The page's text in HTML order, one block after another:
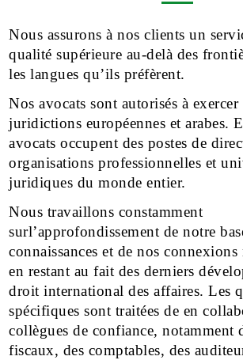
Nous assurons à nos clients un
qualité supérieure au-delà des
les langues qu’ils préfèrent.
Nos avocats sont autorisés à
juridictions européennes et arabes.
avocats occupent des postes de
organisations professionnelles et
juridiques du monde entier.
Nous travaillons constamment
surl’approfondissement de notre
connaissances et de nos
en restant au fait des derniers
droit international des affaires. Les
spécifiques sont traitées de en
collègues de confiance, notamment
fiscaux, des comptables, des